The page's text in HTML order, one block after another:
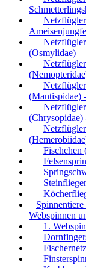
(Osmylidae)
(Mantispidae)
(Chrysopidae)
Fischchen
Webspinnen
1.